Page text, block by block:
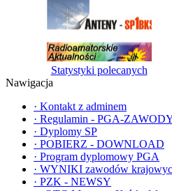
Statystyki polecanych
Nawigacja
· Kontakt z adminem
· Regulamin - PGA-
· Dyplomy SP
· POBIERZ - DOWNLOAD
· Program dyplomowy PGA
· WYNIKI zawodów
· PZK - NEWSY